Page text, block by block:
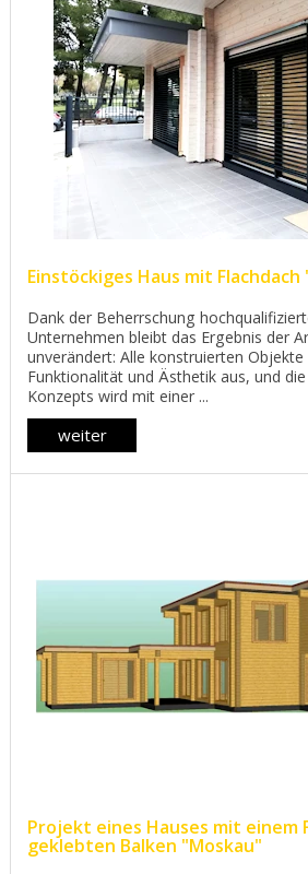
Einstöckiges Haus mit
Dank der Beherrschung
Unternehmen bleibt das Ergebnis der
unverändert: Alle konstruierten Objekte
Funktionalität und Ästhetik aus, und
Konzepts wird mit einer ...
weiter
Projekt eines Hauses mit einem
geklebten Balken "Moskau"